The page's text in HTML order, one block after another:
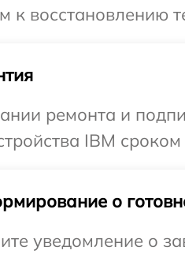
к восстановлению
ремонта и
IBM сроком
о
уведомление о